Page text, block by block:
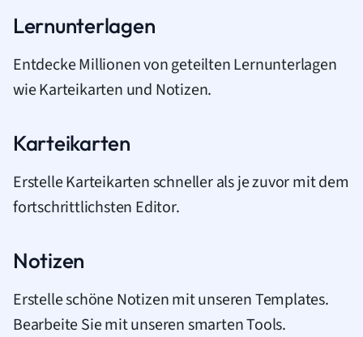
Lernunterlagen
Entdecke Millionen von geteilten Lernunterlagen
wie Karteikarten und Notizen.
Karteikarten
Erstelle Karteikarten schneller als je zuvor mit dem
fortschrittlichsten Editor.
Notizen
Erstelle schöne Notizen mit unseren Templates.
Bearbeite Sie mit unseren smarten Tools.